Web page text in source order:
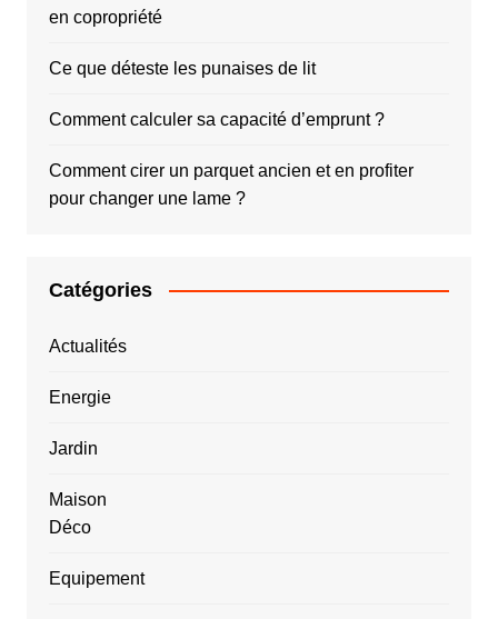
en copropriété
Ce que déteste les punaises de lit
Comment calculer sa capacité d’emprunt ?
Comment cirer un parquet ancien et en profiter
pour changer une lame ?
Catégories
Actualités
Energie
Jardin
Maison
Déco
Equipement